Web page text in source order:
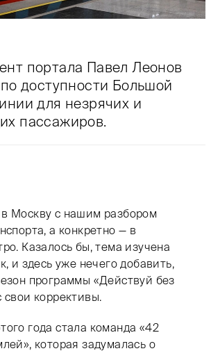
портала Павел Леонов
доступности Большой
для незрячих и
пассажиров.
Москву с нашим разбором
а конкретно — в
Казалось бы, тема изучена
и здесь уже нечего добавить,
программы «Действуй без
свои коррективы.
года стала команда «42
которая задумалась о